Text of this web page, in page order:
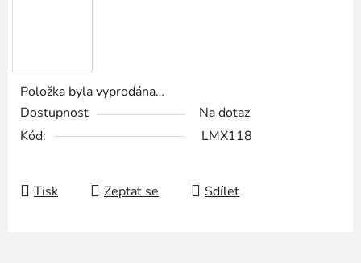
Položka byla vyprodána…
Dostupnost
Na dotaz
Kód:
LMX118
Tisk Zeptat se Sdílet